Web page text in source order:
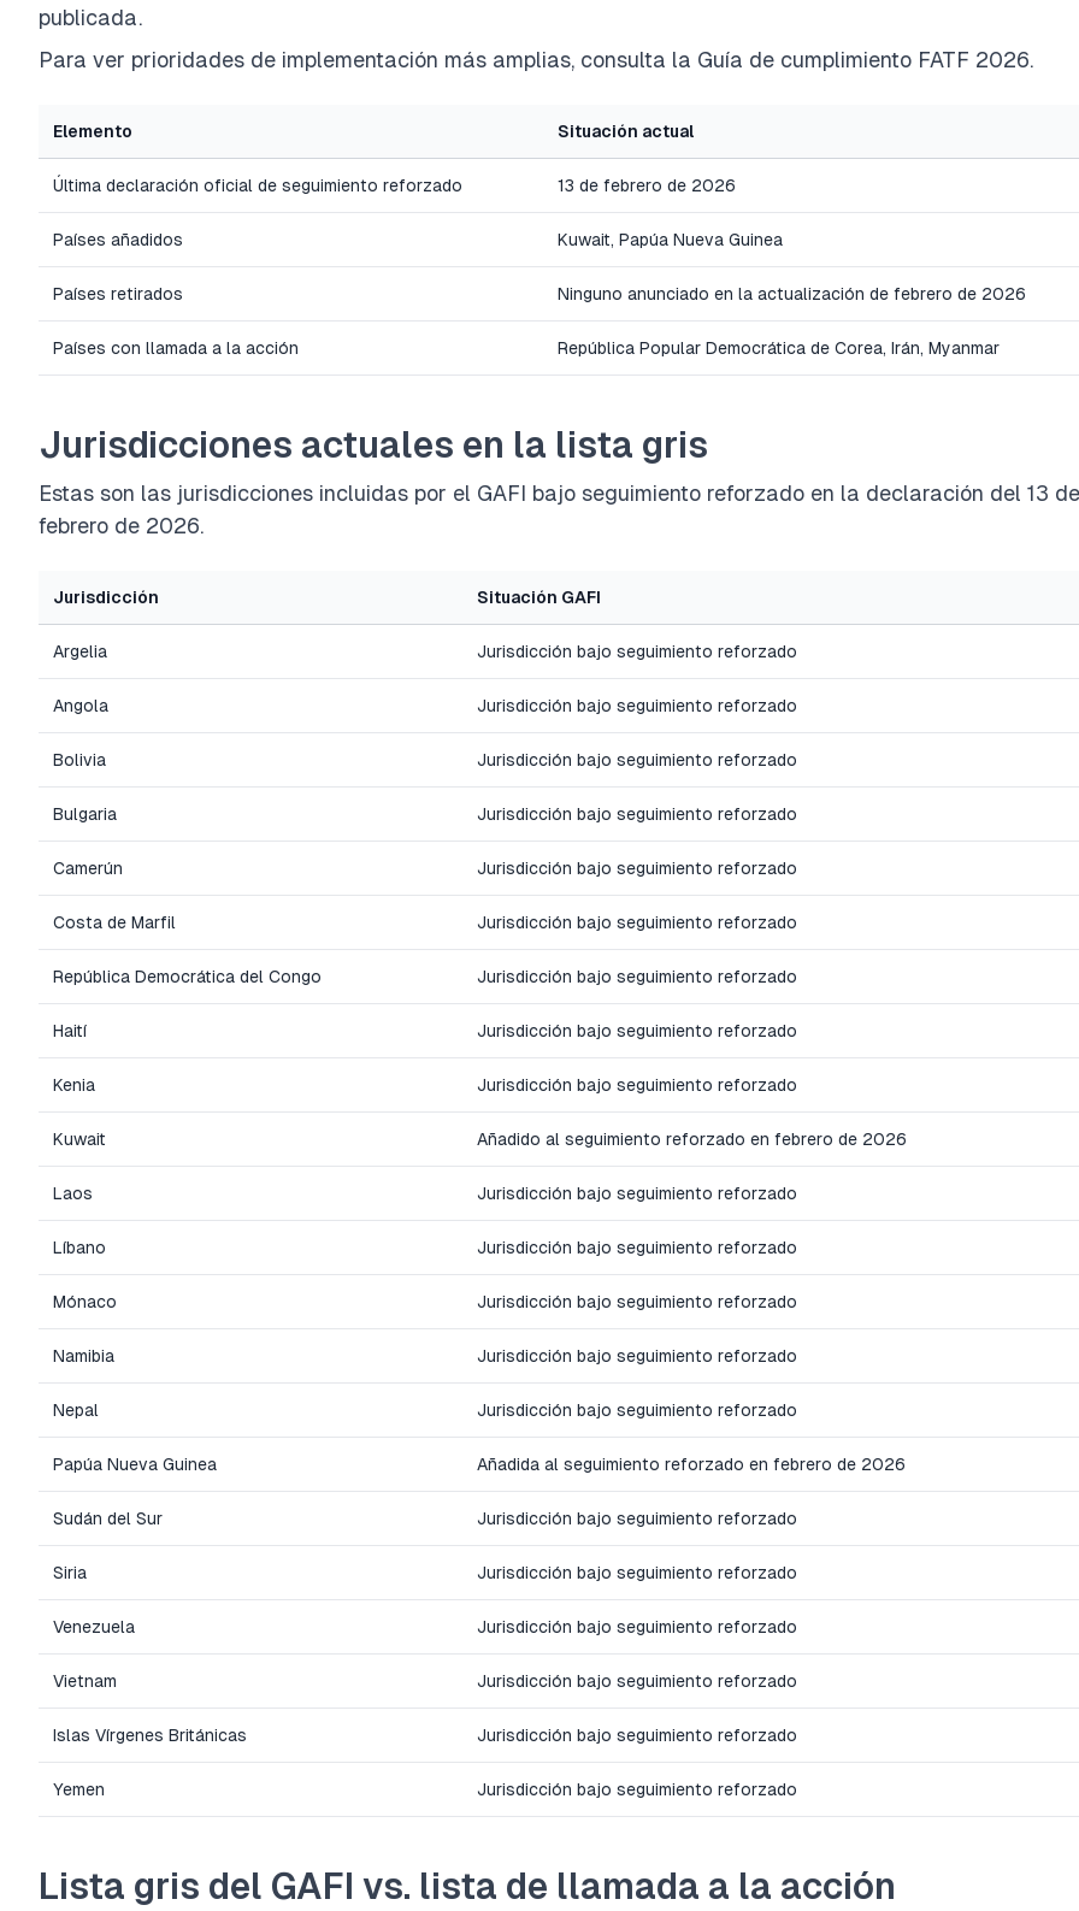
publicada.
Para ver prioridades de implementación más amplias, consulta la Guía de cumplimiento FATF 2026.
Elemento Situación actual
Última declaración oficial de seguimiento reforzado 13 de febrero de 2026
Países añadidos Kuwait, Papúa Nueva Guinea
Países retirados Ninguno anunciado en la actualización de febrero de 2026
Países con llamada a la acción República Popular Democrática de Corea, Irán, Myanmar
Jurisdicciones actuales en la lista gris
Estas son las jurisdicciones incluidas por el GAFI bajo seguimiento reforzado en la declaración del 13 de
febrero de 2026.
Jurisdicción Situación GAFI
Argelia Jurisdicción bajo seguimiento reforzado
Angola Jurisdicción bajo seguimiento reforzado
Bolivia Jurisdicción bajo seguimiento reforzado
Bulgaria Jurisdicción bajo seguimiento reforzado
Camerún Jurisdicción bajo seguimiento reforzado
Costa de Marfil Jurisdicción bajo seguimiento reforzado
República Democrática del Congo Jurisdicción bajo seguimiento reforzado
Haití Jurisdicción bajo seguimiento reforzado
Kenia Jurisdicción bajo seguimiento reforzado
Kuwait Añadido al seguimiento reforzado en febrero de 2026
Laos Jurisdicción bajo seguimiento reforzado
Líbano Jurisdicción bajo seguimiento reforzado
Mónaco Jurisdicción bajo seguimiento reforzado
Namibia Jurisdicción bajo seguimiento reforzado
Nepal Jurisdicción bajo seguimiento reforzado
Papúa Nueva Guinea Añadida al seguimiento reforzado en febrero de 2026
Sudán del Sur Jurisdicción bajo seguimiento reforzado
Siria Jurisdicción bajo seguimiento reforzado
Venezuela Jurisdicción bajo seguimiento reforzado
Vietnam Jurisdicción bajo seguimiento reforzado
Islas Vírgenes Británicas Jurisdicción bajo seguimiento reforzado
Yemen Jurisdicción bajo seguimiento reforzado
Lista gris del GAFI vs. lista de llamada a la acción